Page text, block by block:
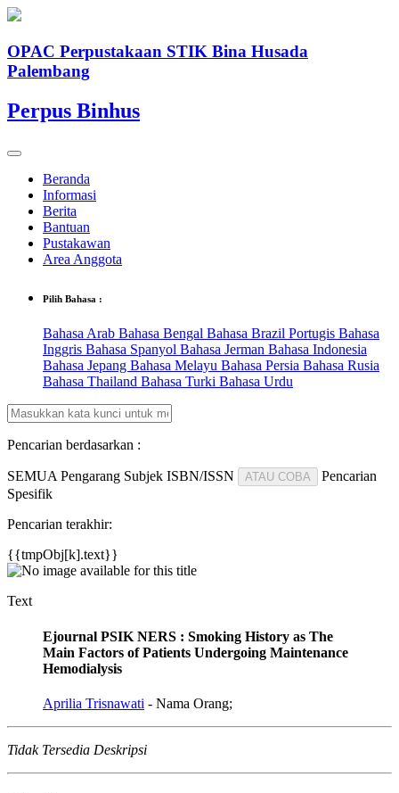
OPAC Perpustakaan STIK Bina Husada
Palembang
Perpus Binhus
Beranda
Informasi
Berita
Bantuan
Pustakawan
Area Anggota
Pilih Bahasa :
Bahasa Arab Bahasa Bengal Bahasa Brazil Portugis Bahasa
Inggris Bahasa Spanyol Bahasa Jerman Bahasa Indonesia
Bahasa Jepang Bahasa Melayu Bahasa Persia Bahasa Rusia
Bahasa Thailand Bahasa Turki Bahasa Urdu
Pencarian berdasarkan :
SEMUA Pengarang Subjek ISBN/ISSN ATAU COBA
Pencarian
Spesifik
Pencarian terakhir:
{{tmpObj[k].text}}
Text
Ejournal PSIK NERS : Smoking History as The
Main Factors of Patients Undergoing Maintenance
Hemodialysis
Aprilia Trisnawati - Nama Orang;
Tidak Tersedia Deskripsi